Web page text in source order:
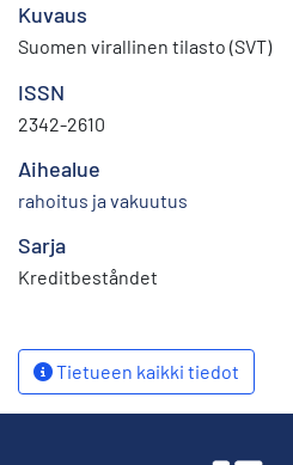
Kuvaus
Suomen virallinen tilasto (SVT)
ISSN
2342-2610
Aihealue
rahoitus ja vakuutus
Sarja
Kreditbeståndet
Tietueen kaikki tiedot